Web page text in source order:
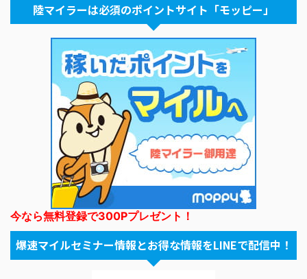
陸マイラーは必須のポイントサイト「モッピー」
今なら無料登録で300Pプレゼント！
爆速マイルセミナー情報とお得な情報をLINEで配信中！